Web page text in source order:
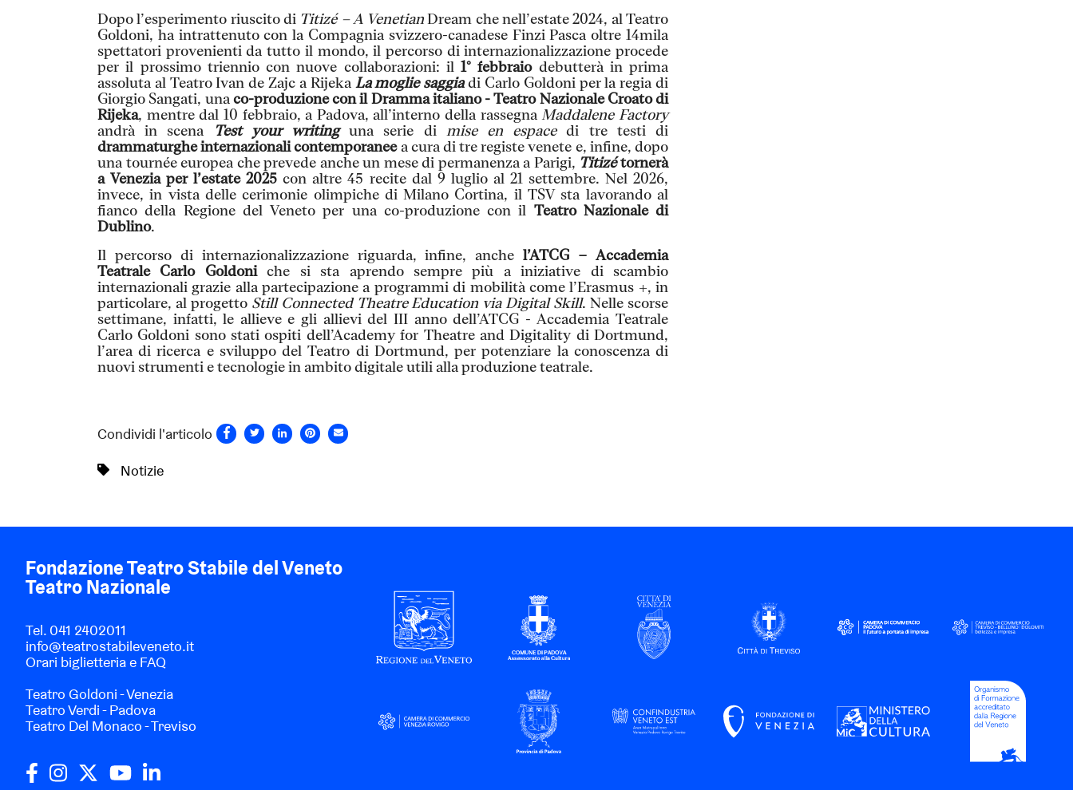
Dopo l’esperimento riuscito di Titizé – A Venetian Dream che nell’estate 2024, al Teatro
Goldoni, ha intrattenuto con la Compagnia svizzero-canadese Finzi Pasca oltre 14mila
spettatori provenienti da tutto il mondo, il percorso di internazionalizzazione procede
per il prossimo triennio con nuove collaborazioni: il 1° febbraiodebutterà in prima
assoluta al Teatro Ivan de Zajc a Rijeka La moglie saggiadi Carlo Goldoni per la regia di
Giorgio Sangati, una co-produzione con il Dramma italiano - Teatro Nazionale Croato di
Rijeka, mentre dal 10 febbraio, a Padova, all’interno della rassegnaMaddalene Factory
andrà in scena
Test your writinguna serie di mise en espacedi tre testi di
drammaturghe internazionali contemporaneea cura di tre registe venete e, infine, dopo
una tournée europea che prevede anche un mese di permanenza a Parigi, Titizétornerà
a Venezia per l’estate 2025 con altre 45 recite dal 9 luglio al 21 settembre. Nel 2026,
invece, in vista delle cerimonie olimpiche di Milano Cortina, il TSV sta lavorando al
fianco della Regione del Veneto per una co-produzione con il Teatro Nazionale di
Dublino.
Il percorso di internazionalizzazione riguarda, infine, anchel’ATCG – Accademia
Teatrale Carlo Goldoniche si sta aprendo sempre più a iniziative di scambio
internazionali grazie alla partecipazione a programmi di mobilità come l’Erasmus +, in
particolare, al progetto Still Connected Theatre Education via Digital Skill. Nelle scorse
settimane, infatti, le allieve e gli allievi del III anno dell’ATCG - Accademia Teatrale
Carlo Goldoni sono stati ospiti dell’Academy for Theatre and Digitality di Dortmund,
l’area di ricerca e sviluppo del Teatro di Dortmund, per potenziare la conoscenza di
nuovi strumenti e tecnologie in ambito digitale utili alla produzione teatrale.
Condividi l'articolo
Notizie
Fondazione Teatro Stabile del Veneto
Teatro Nazionale
Tel. 041 2402011
info@teatrostabileveneto.it
Orari biglietteria e FAQ
Teatro Goldoni - Venezia
Teatro Verdi - Padova
Teatro Del Monaco - Treviso